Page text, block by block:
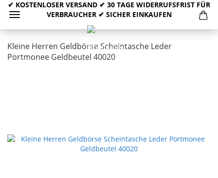
✔ KOSTENLOSER VERSAND ✔ 30 TAGE WIDERRUFSFRIST FÜR
VERBRAUCHER ✔ SICHER EINKAUFEN
Kleine Herren Geldbörse Scheintasche Leder
Portmonee Geldbeutel 40020